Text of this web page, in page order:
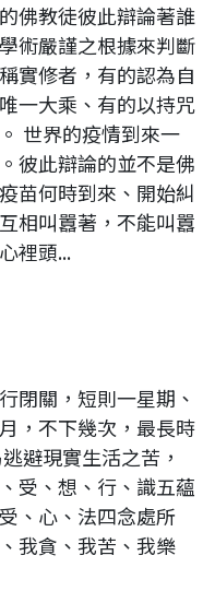
佛教徒彼此辯論著誰
術嚴謹之根據來判斷
實修者，有的認為自
一大乘、有的以持咒
世界的疫情到來一
彼此辯論的並不是佛
苗何時到來、開始糾
相叫囂著，不能叫囂
裡頭...
閉關，短則一星期、
，不下幾次，最長時
避現實生活之苦，
受、想、行、識五蘊
、心、法四念處所
我貪、我苦、我樂